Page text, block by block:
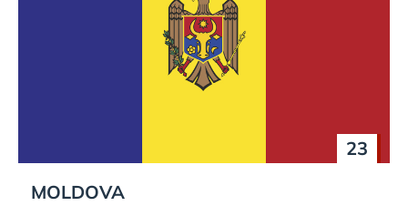
23
MOLDOVA